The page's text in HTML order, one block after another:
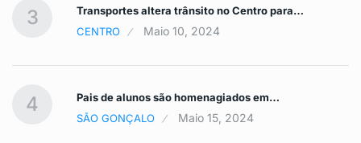
3
Transportes altera trânsito no Centro para…
CENTRO
Maio 10, 2024
4
Pais de alunos são homenagiados em…
SÃO GONÇALO
Maio 15, 2024